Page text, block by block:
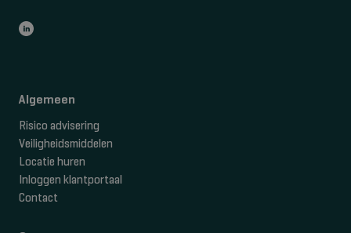
Algemeen
Risico advisering
Veiligheidsmiddelen
Locatie huren
Inloggen klantportaal
Contact